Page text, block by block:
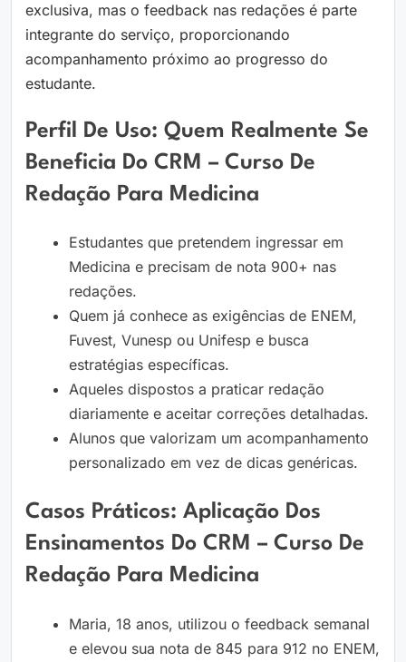
exclusiva, mas o feedback nas redações é parte
integrante do serviço, proporcionando
acompanhamento próximo ao progresso do
estudante.
Perfil De Uso: Quem Realmente Se
Beneficia Do CRM – Curso De
Redação Para Medicina
Estudantes que pretendem ingressar em
Medicina e precisam de nota 900+ nas
redações.
Quem já conhece as exigências de ENEM,
Fuvest, Vunesp ou Unifesp e busca
estratégias específicas.
Aqueles dispostos a praticar redação
diariamente e aceitar correções detalhadas.
Alunos que valorizam um acompanhamento
personalizado em vez de dicas genéricas.
Casos Práticos: Aplicação Dos
Ensinamentos Do CRM – Curso De
Redação Para Medicina
Maria, 18 anos, utilizou o feedback semanal
e elevou sua nota de 845 para 912 no ENEM,